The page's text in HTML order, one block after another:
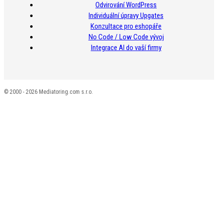
Odvirování WordPress
Individuální úpravy Upgates
Konzultace pro eshopáře
No Code / Low Code vývoj
Integrace AI do vaší firmy
© 2000 - 2026 Mediatoring.com s.r.o.